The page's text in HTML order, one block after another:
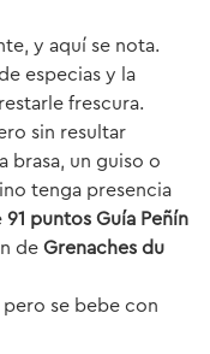
y aquí se nota.
especias y la
frescura.
sin resultar
brasa, un guiso o
tenga presencia
91 puntos Guía Peñín
de Grenaches du
pero se bebe con